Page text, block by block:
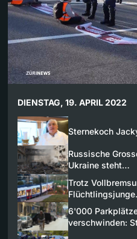
DIENSTAG, 19. APRIL 2022
Sternekoch
Russische
Ukraine steht…
Trotz
6'000
verschwinden: